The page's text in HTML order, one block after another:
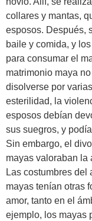
collares y mantas,
esposos. Después,
baile y comida, y
para consumar el
matrimonio maya
disolverse por
esterilidad, la
esposos debían
sus suegros, y
Sin embargo, el
mayas valoraban la
Las costumbres del
mayas tenían otras
amor, tanto en el
ejemplo, los mayas